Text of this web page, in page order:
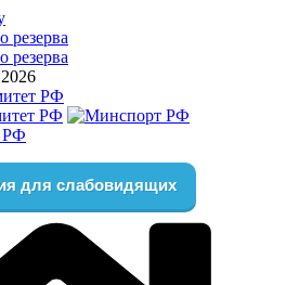
для слабовидящих